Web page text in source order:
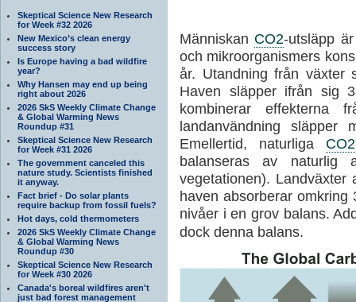
Skeptical Science New Research
for Week #32 2026
New Mexico’s clean energy
success story
Is Europe having a bad wildfire
year?
Why Hansen may end up being
right about 2026
2026 SkS Weekly Climate Change
& Global Warming News
Roundup #31
Skeptical Science New Research
for Week #31 2026
The government canceled this
nature study. Scientists finished
it anyway.
Fact brief - Do solar plants
require backup from fossil fuels?
Hot days, cold thermometers
2026 SkS Weekly Climate Change
& Global Warming News
Roundup #30
Skeptical Science New Research
for Week #30 2026
Canada's boreal wildfires aren't
just bad forest management
Människan CO2-utsläpp
och mikroorganismers
år. Utandning från växter
Haven släpper ifrån sig
kombinerar effekterna
landanvändning
Emellertid, naturliga CO2
balanseras av naturlig
vegetationen).
haven absorberar
nivåer i en grov balans.
dock denna balans.